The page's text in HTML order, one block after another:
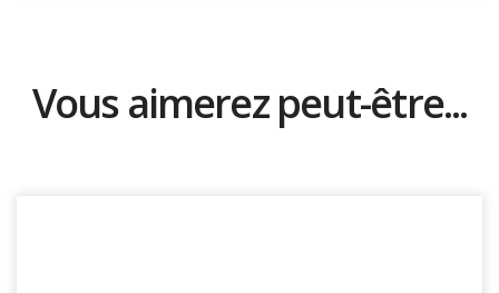
Vous aimerez peut-être...